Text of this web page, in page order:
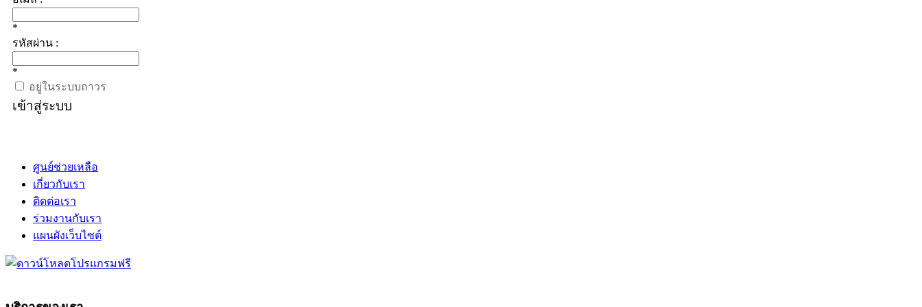
*
รหัสผ่าน :
*
อยู่ในระบบถาวร
เข้าสู่ระบบ
ศูนย์ช่วยเหลือ
เกี่ยวกับเรา
ติดต่อเรา
ร่วมงานกับเรา
แผนผังเว็บไซต์